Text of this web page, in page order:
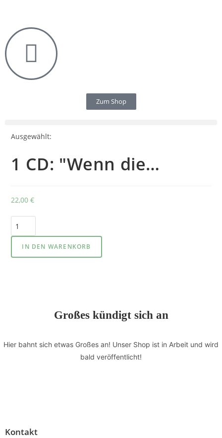
Zum Shop
Ausgewählt:
1 CD: "Wenn die…
22,00€
IN DEN WARENKORB
Großes kündigt sich an
Hier bahnt sich etwas Großes an! Unser Shop ist in Arbeit und wird
bald veröffentlicht!
Kontakt